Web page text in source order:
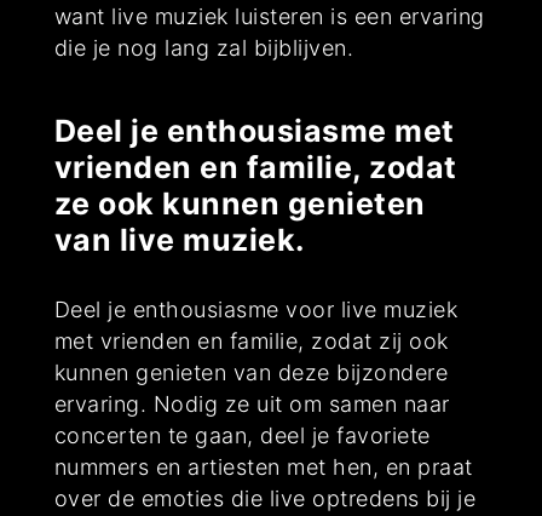
want live muziek luisteren is een ervaring
die je nog lang zal bijblijven.
Deel je enthousiasme met
vrienden en familie, zodat
ze ook kunnen genieten
van live muziek.
Deel je enthousiasme voor live muziek
met vrienden en familie, zodat zij ook
kunnen genieten van deze bijzondere
ervaring. Nodig ze uit om samen naar
concerten te gaan, deel je favoriete
nummers en artiesten met hen, en praat
over de emoties die live optredens bij je